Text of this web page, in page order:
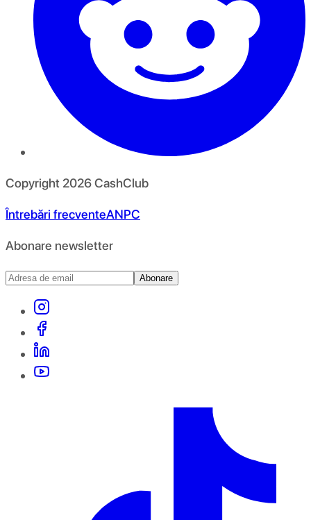
Copyright 2026CashClub
Întrebări frecventeANPC
Abonare newsletter
Abonare